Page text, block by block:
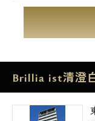
Brillia ist清澄